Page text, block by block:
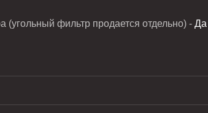
(угольный фильтр продается отдельно) - Да